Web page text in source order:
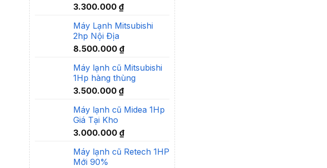
3.300.000 ₫
Máy Lạnh Mitsubishi
2hp Nội Địa
8.500.000 ₫
Máy lạnh cũ Mitsubishi
1Hp hàng thùng
3.500.000 ₫
Máy lạnh cũ Midea 1Hp
Giá Tại Kho
3.000.000 ₫
Máy lạnh cũ Retech 1HP
Mới 90%